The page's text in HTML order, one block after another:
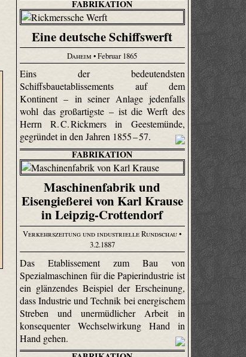
FABRIKATION
Eine deutsche Schiffswerft
Daheim• Februar 1865
Eins der bedeutendsten
Schiffsbauetablissements auf dem
Kontinent – in seiner Anlage jedenfalls
wohl das großartigste – ist die Werft des
Herrn R. C. Rickmers in Geestemünde,
gegründet in den Jahren 1855 – 57.
FABRIKATION
Maschinenfabrik und
Eisengießerei von Karl Krause
in Leipzig-Crottendorf
Verkehrszeitung und industrielle Rundschau•
3.2.1887
Das Etablissement zum Bau von
Spezialmaschinen für die Papierindustrie ist
ein glänzendes Beispiel der Erscheinung,
dass Industrie und Technik bei energischem
Streben und unermüdlicher Arbeit in
konsequenter Wechselwirkung Hand in
Hand gehen.